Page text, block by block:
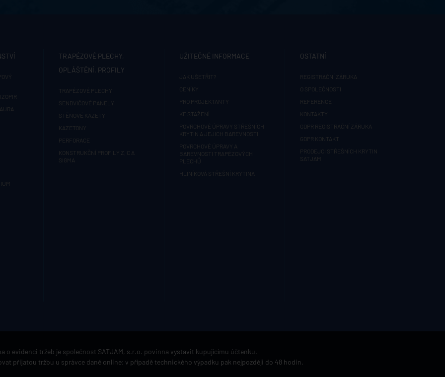
TRAPÉZOVÉ PLECHY,
OPLÁŠTĚNÍ, PROFILY
TRAPÉZOVÉ PLECHY
SENDVIČOVÉ PANELY
STĚNOVÉ KAZETY
KAZETONY
PERFORACE
KONSTRUKČNÍ PROFILY Z, C A
SIGMA
UŽITEČNÉ INFORMACE
JAK UŠETŘIT?
CENÍKY
PRO PROJEKTANTY
KE STAŽENÍ
POVRCHOVÉ ÚPRAVY STŘEŠNÍCH
KRYTIN A JEJICH BAREVNOSTI
POVRCHOVÉ ÚPRAVY A
BAREVNOSTI TRAPÉZOVÝCH
PLECHŮ
HLINÍKOVÁ STŘEŠNÍ KRYTINA
OSTATNÍ
REGISTRAČNÍ ZÁRUKA
O SPOLEČNOSTI
REFERENCE
KONTAKTY
GDPR REGISTRAČNÍ ZÁRUKA
GDPR KONTAKT
PRODEJCI STŘEŠNÍCH KRYTIN
SATJAM
o evidenci tržeb je společnost SATJAM, s.r.o. povinna vystavit kupujícímu účtenku.
přijatou tržbu u správce daně online; v případě technického výpadku pak nejpozději do 48 hodin.